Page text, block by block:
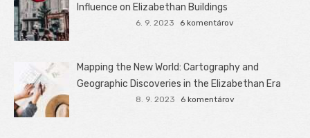
Influence on Elizabethan Buildings
6. 9. 2023 6 komentárov
Mapping the New World: Cartography and
Geographic Discoveries in the Elizabethan Era
8. 9. 2023 6 komentárov